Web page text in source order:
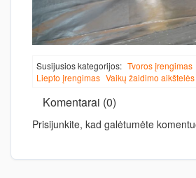
Susijusios kategorijos: Tvoros įrengimas
Liepto įrengimas Vaikų žaidimo aikštelės
Komentarai (0)
Prisijunkite, kad galėtumėte